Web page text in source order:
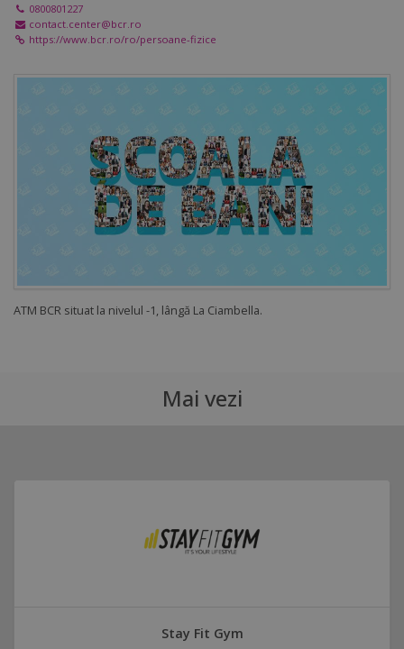
0800801227
contact.center@bcr.ro
https://www.bcr.ro/ro/persoane-fizice
ATM BCR situat la nivelul -1, lângă La Ciambella.
Mai vezi
Stay Fit Gym